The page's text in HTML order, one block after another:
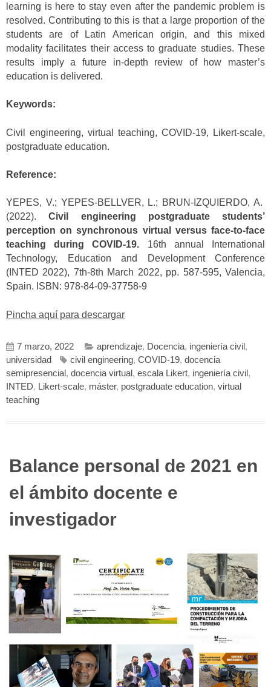
learning is here to stay even after the pandemic problem is
resolved. Contributing to this is that a large proportion of the
students are of Latin American origin, and this mixed
modality facilitates their access to graduate studies. These
results imply a future in-depth review of how master’s
education is delivered.
Keywords:
Civil engineering, virtual teaching, COVID-19, Likert-scale,
postgraduate education.
Reference:
YEPES, V.; YEPES-BELLVER, L.; BRUN-IZQUIERDO, A.
(2022).Civil engineering postgraduate students’
perception on synchronous virtual versus face-to-face
teaching during COVID-19. 16th annual International
Technology, Education and Development Conference
(INTED 2022), 7th-8th March 2022, pp. 587-595, Valencia,
Spain. ISBN: 978-84-09-37758-9
Pincha aquí para descargar
7 marzo, 2022 aprendizaje, Docencia, ingeniería civil ,
universidad
civil engineering, COVID-19, docencia
semipresencial, docencia virtual, escala Likert, ingeniería civil ,
INTED, Likert-scale, máster, postgraduate education, virtual
teaching
Balance personal de 2021 en
el ámbito docente e
investigador